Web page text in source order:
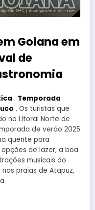
Goiana em
de
. Temporada
. Os turistas que
no Litoral Norte de
de verão 2025
quente para
de lazer, a boa
musicais do
praias de Atapuz,